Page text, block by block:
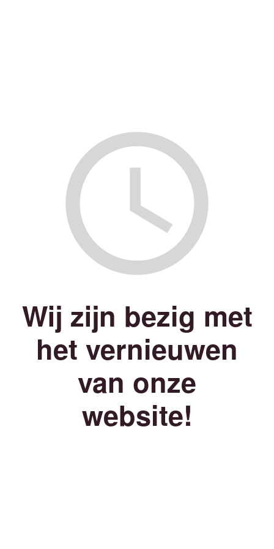
Wij zijn bezig met
het vernieuwen
van onze
website!